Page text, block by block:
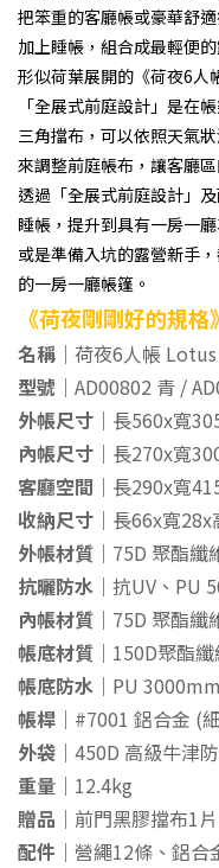
把笨重的客廳帳或豪華舒
加上睡帳，組合成最輕便的
形似荷葉展開的《荷夜6人
「全展式前庭設計」是在
三角擋布，可以依照天氣
來調整前庭帳布，讓客廳
透過「全展式前庭設計」
睡帳，提升到具有一房一
或是準備入坑的露營新手
的一房一廳帳篷。
《荷夜剛剛好的規
名稱｜ 荷夜6人帳
型號｜ AD00802 青 /
外帳尺寸｜ 長560x寬
內帳尺寸｜ 長270x寬
客廳空間｜ 長290x寬
收納尺寸｜ 長66x寬28x
外帳材質｜ 75D 聚酯纖
抗曬防水｜ 抗UV、PU
內帳材質｜ 75D 聚酯纖
帳底材質｜ 150D聚酯
帳底防水｜ PU
帳桿｜ #7001 鋁合金 (
外袋｜ 450D 高級牛津
重量｜ 12.4kg
贈品｜ 前門黑膠擋布1
配件｜ 營繩12條、鋁合